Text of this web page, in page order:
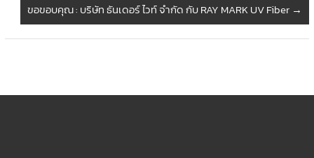
ขอขอบคุณ : บริษัท ธันเดอร์ ไวท์ จำกัด กับ RAY MARK UV Fiber →